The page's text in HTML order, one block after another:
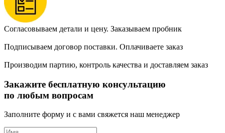
Согласовываем детали и цену. Заказываем пробник
Подписываем договор поставки. Оплачиваете заказ
Производим партию, контроль качества и доставляем заказ
Закажите бесплатную консультацию
по любым вопросам
Заполните форму и с вами свяжется наш менеджер